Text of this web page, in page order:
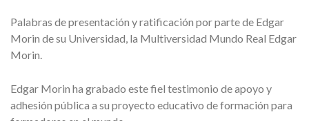
Palabras de presentación y ratificación por parte de Edgar
Morin de su Universidad, la Multiversidad Mundo Real Edgar
Morin.
Edgar Morin ha grabado este fiel testimonio de apoyo y
adhesión pública a su proyecto educativo de formación para